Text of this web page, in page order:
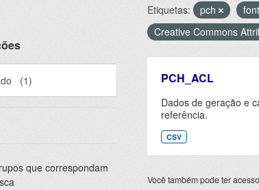
(1)
que correspondam
Etiquetas: pch
Creative Commons
PCH_ACL
Dados de geração e
referência.
CSV
Você também pode ter